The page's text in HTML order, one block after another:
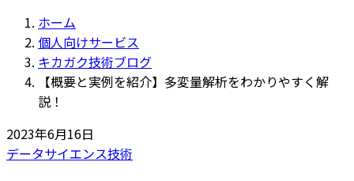
ホーム
個人向けサービス
キカガク技術ブログ
【概要と実例を紹介】多変量解析をわかりやすく解
説！
2023年6月16日
データサイエンス技術